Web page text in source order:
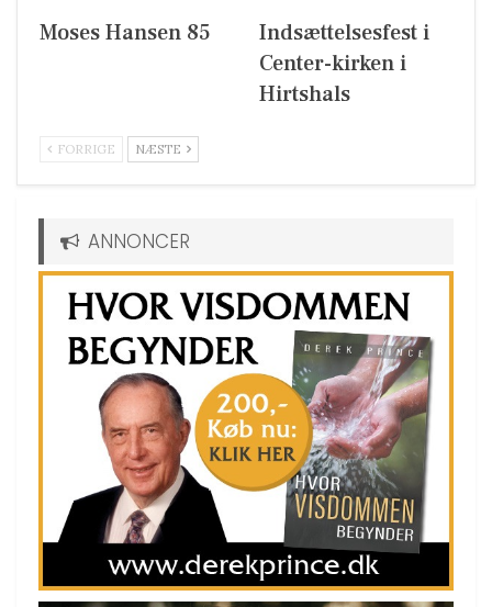
Moses Hansen 85
Indsættelsesfest i
Center-kirken i
Hirtshals
FORRIGE NÆSTE
ANNONCER